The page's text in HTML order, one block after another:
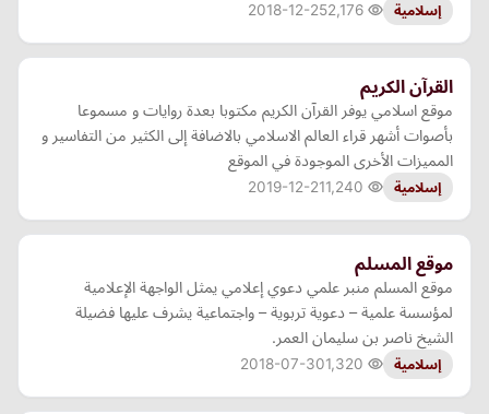
إسلامية 2018-12-25
القرآن الكريم
موقع اسلامي يوفر القرآن الكريم مكتوبا بعدة روايات و مسموعا
بأصوات أشهر قراء العالم الاسلامي بالاضافة إلى الكثير من التفاسير و
المميزات الأخرى الموجودة في الموقع
إسلامية 2019-12-21
موقع المسلم
موقع المسلم منبر علمي دعوي إعلامي يمثل الواجهة الإعلامية
لمؤسسة علمية – دعوية تربوية – واجتماعية يشرف عليها فضيلة
الشيخ ناصر بن سليمان العمر.
إسلامية 2018-07-30